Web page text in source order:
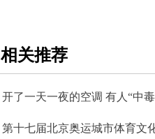
相关推荐
开了一天一夜的空调 有人“中
第十七届北京奥运城市体育